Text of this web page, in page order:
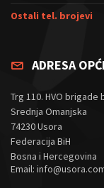
Ostali tel. brojevi
ADRESA
Trg 110. HVO brigade
Srednja Omanjska
74230 Usora
Federacija BiH
Bosna i Hercegovina
Email: